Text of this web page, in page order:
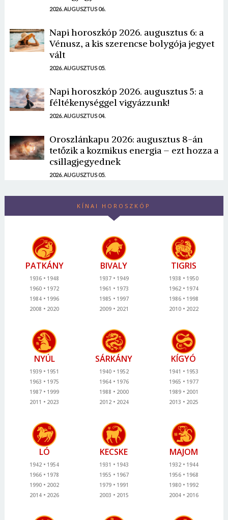
2026. AUGUSZTUS 06.
Napi horoszkóp 2026. augusztus 6: a
Vénusz, a kis szerencse bolygója jegyet
vált
2026. AUGUSZTUS 05.
Napi horoszkóp 2026. augusztus 5: a
féltékenységgel vigyázzunk!
2026. AUGUSZTUS 04.
Oroszlánkapu 2026: augusztus 8-án
tetőzik a kozmikus energia – ezt hozza a
csillagjegyednek
2026. AUGUSZTUS 05.
KÍNAI HOROSZKÓP
PATKÁNY
1936
1948
1960
1972
1984
1996
2008
2020
BIVALY
1937
1949
1961
1973
1985
1997
2009
2021
TIGRIS
1938
1950
1962
1974
1986
1998
2010
2022
NYÚL
1939
1951
1963
1975
1987
1999
2011
2023
SÁRKÁNY
1940
1952
1964
1976
1988
2000
2012
2024
KÍGYÓ
1941
1953
1965
1977
1989
2001
2013
2025
LÓ
1942
1954
1966
1978
1990
2002
2014
2026
KECSKE
1931
1943
1955
1967
1979
1991
2003
2015
MAJOM
1932
1944
1956
1968
1980
1992
2004
2016